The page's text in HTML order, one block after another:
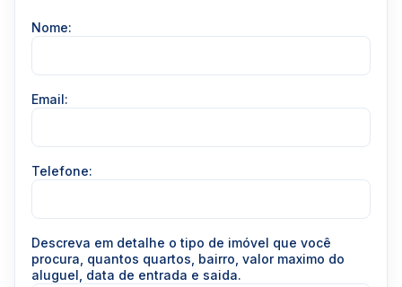
Nome:
Email:
Telefone:
Descreva em detalhe o tipo de imóvel que você
procura, quantos quartos, bairro, valor maximo do
aluguel, data de entrada e saida.